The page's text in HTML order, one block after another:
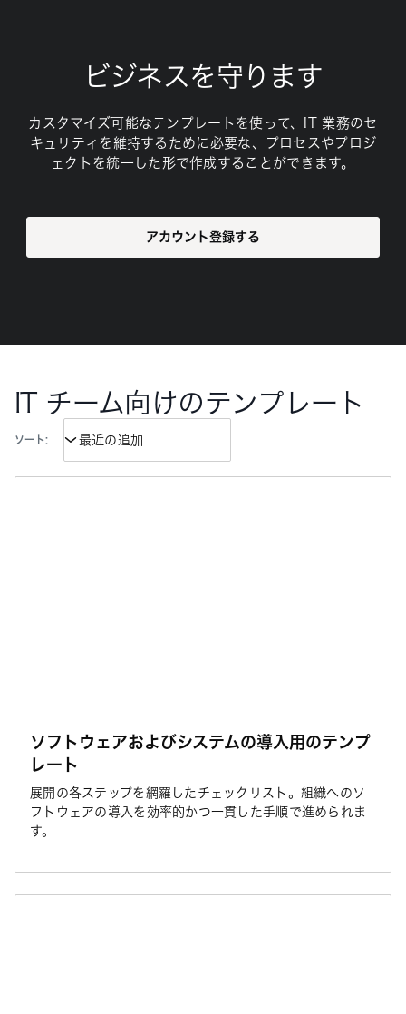
ビジネスを守ります
カスタマイズ可能なテンプレートを使って、IT 業務のセ
キュリティを維持するために必要な、プロセスやプロジ
ェクトを統一した形で作成することができます。
アカウント登録する
IT チーム向けのテンプレート
ソート:
ソフトウェアおよびシステムの導入用のテンプ
レート
展開の各ステップを網羅したチェックリスト。組織へのソ
フトウェアの導入を効率的かつ一貫した手順で進められま
す。